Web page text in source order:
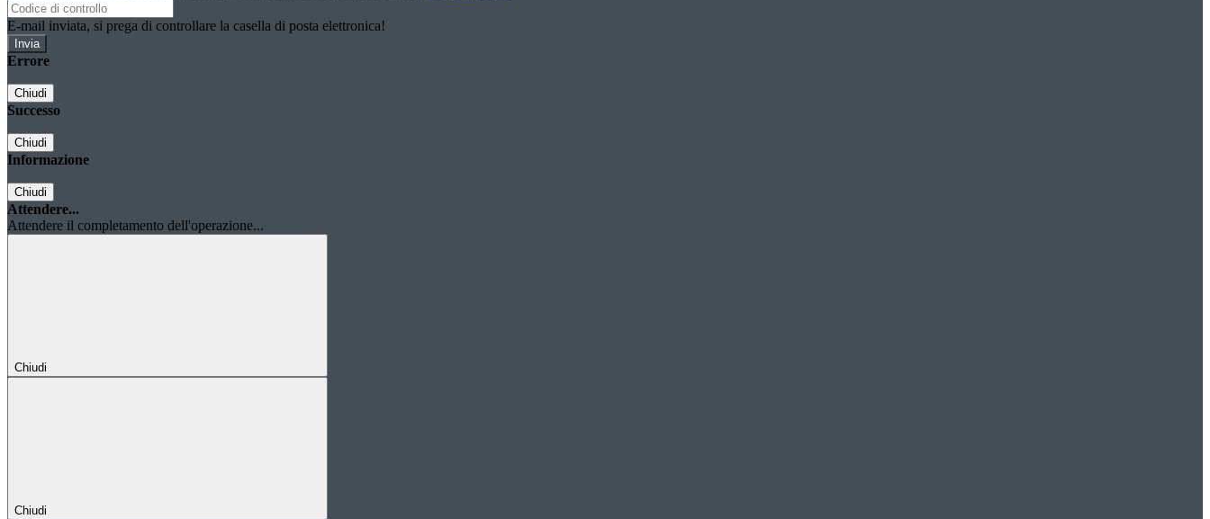
E-mail inviata, si prega di controllare la casella di posta elettronica!
Errore
Chiudi
Successo
Chiudi
Informazione
Chiudi
Attendere...
Attendere il completamento dell'operazione...
Chiudi
Chiudi